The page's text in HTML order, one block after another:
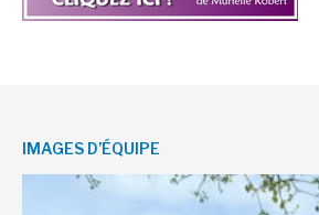
IMAGES D’ÉQUIPE